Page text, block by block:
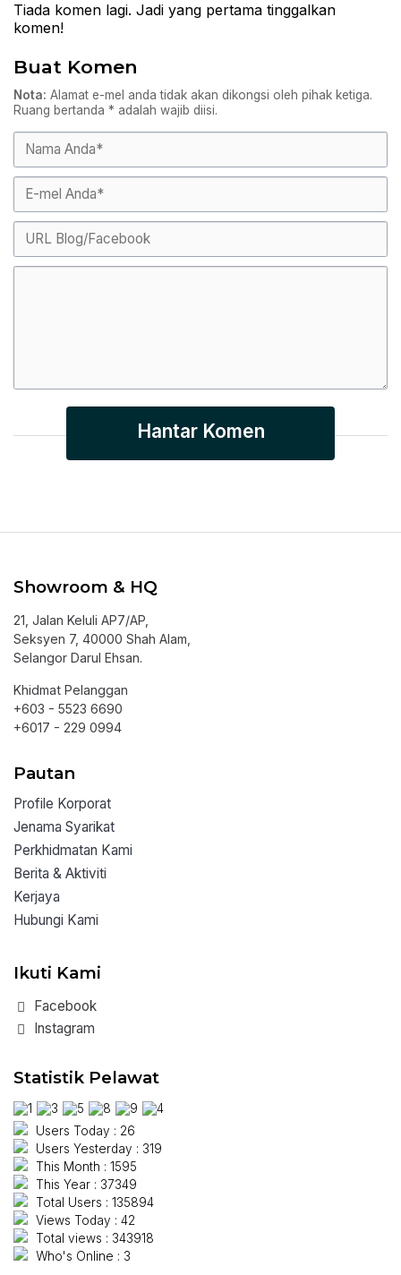
Tiada komen lagi. Jadi yang pertama tinggalkan
komen!
Buat Komen
Nota: Alamat e-mel anda tidak akan dikongsi oleh pihak ketiga.
Ruang bertanda * adalah wajib diisi.
Showroom & HQ
21, Jalan Keluli AP7/AP,
Seksyen 7, 40000 Shah Alam,
Selangor Darul Ehsan.
Khidmat Pelanggan
+603 - 5523 6690
+6017 - 229 0994
Pautan
Profile Korporat
Jenama Syarikat
Perkhidmatan Kami
Berita & Aktiviti
Kerjaya
Hubungi Kami
Ikuti Kami
Facebook
Instagram
Statistik Pelawat
Users Today : 26
Users Yesterday : 319
This Month : 1595
This Year : 37349
Total Users : 135894
Views Today : 42
Total views : 343918
Who's Online : 3